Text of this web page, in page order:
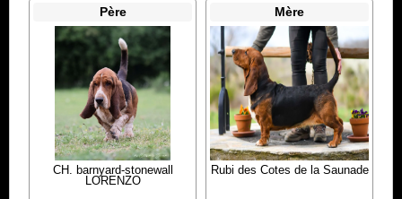
Père
CH. barnyard-stonewall
LORENZO
Mère
Rubi des Cotes de la Saunade